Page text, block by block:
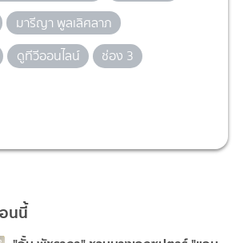
มารีญา พูลเลิศลาภ
ดูทีวีออนไลน์
ช่อง 3
นนี้